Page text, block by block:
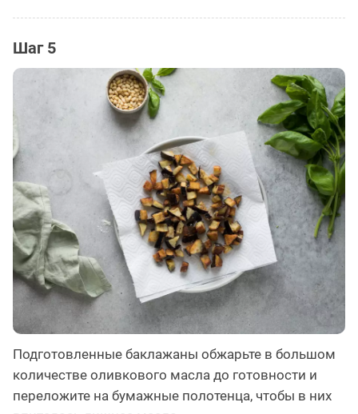
Шаг 5
Подготовленные баклажаны обжарьте в большом
количестве оливкового масла до готовности и
переложите на бумажные полотенца, чтобы в них